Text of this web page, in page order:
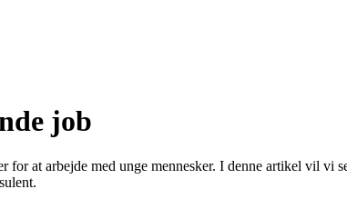
job
at arbejde med unge mennesker. I denne artikel vil